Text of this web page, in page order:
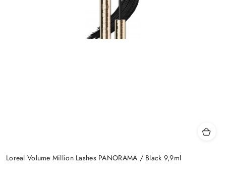
Loreal Volume Million Lashes PANORAMA / Black 9,9ml